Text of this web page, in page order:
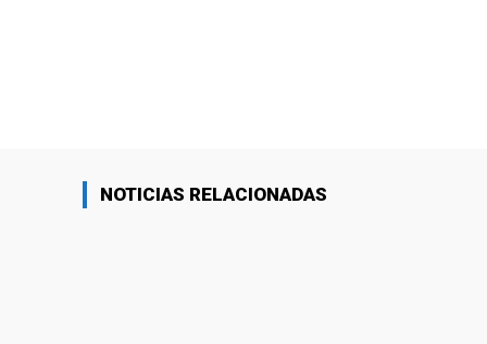
NOTICIAS RELACIONADAS